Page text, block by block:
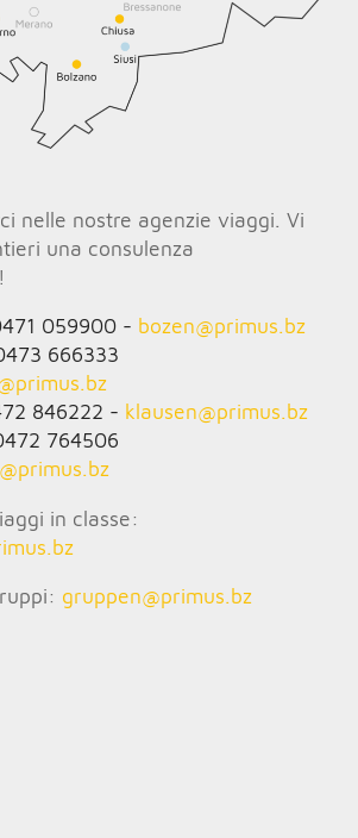
nelle nostre agenzie viaggi. Vi
una consulenza
059900 - bozen@primus.bz
666333
primus.bz
846222 - klausen@primus.bz
764506
primus.bz
in classe:
gruppen@primus.bz